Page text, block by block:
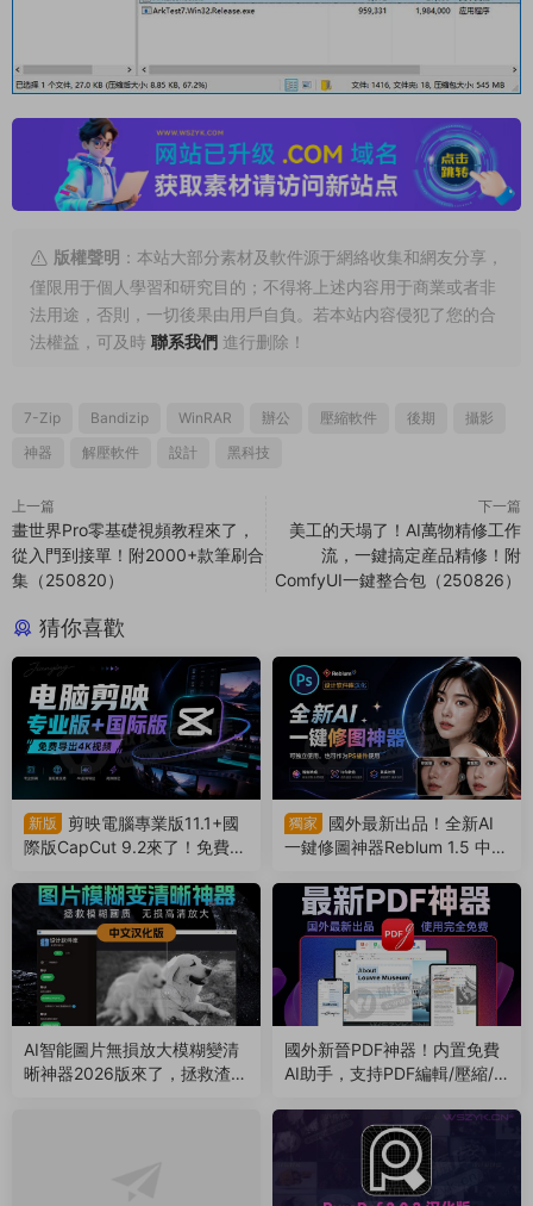
版權聲明 ：本站大部分素材及軟件源于網絡收集和網友分享，
僅限用于個人學習和研究目的；不得将上述内容用于商業或者非
法用途，否則，一切後果由用戶自負。若本站内容侵犯了您的合
法權益，可及時 聯系我們 進行删除！
7-Zip Bandizip WinRAR 辦公 壓縮軟件 後期
攝影
神器
解壓軟件 設計 黑科技
上一篇
畫世界Pro零基礎視頻教程來了，
從入門到接單！附2000+款筆刷合
集（250820）
下一篇
美工的天塌了！AI萬物精修工作
流，一鍵搞定産品精修！附
ComfyUI一鍵整合包（250826）
猜你喜歡
新版
剪映電腦專業版11.1+國
際版CapCut 9.2來了！免費導
通（260804）
獨家
國外最新出品！全新AI
一鍵修圖神器Reblum 1.5 中文
雙手（260803）
AI智能圖片無損放大模糊變清
晰神器2026版來了，拯救渣畫
國外新晉PDF神器！内置免費
AI助手，支持PDF編輯/壓縮/